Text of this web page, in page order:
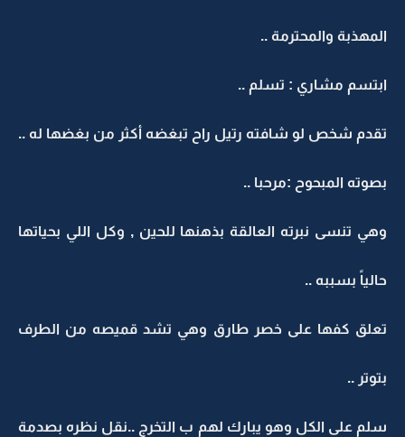
المهذبة والمحترمة ..
ابتسم مشاري : تسلم ..
تقدم شخص لو شافته رتيل راح تبغضه أكثر من بغضها له ..
بصوته المبحوح :مرحبا ..
وهي تنسى نبرته العالقة بذهنها للحين , وكل اللي بحياتها
حالياً بسببه ..
تعلق كفها على خصر طارق وهي تشد قميصه من الطرف
بتوتر ..
سلم على الكل وهو يبارك لهم ب التخرج ..نقل نظره بصدمة